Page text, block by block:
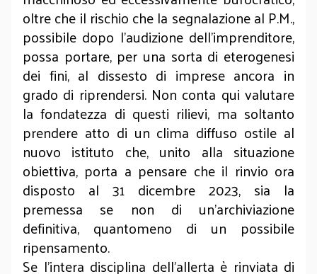
oltre che il rischio che la segnalazione al P.M.,
possibile dopo l’audizione dell’imprenditore,
possa portare, per una sorta di eterogenesi
dei fini, al dissesto di imprese ancora in
grado di riprendersi. Non conta qui valutare
la fondatezza di questi rilievi, ma soltanto
prendere atto di un clima diffuso ostile al
nuovo istituto che, unito alla situazione
obiettiva, porta a pensare che il rinvio ora
disposto al 31 dicembre 2023, sia la
premessa se non di un’archiviazione
definitiva, quantomeno di un possibile
ripensamento.
Se l’intera disciplina dell’allerta è rinviata di